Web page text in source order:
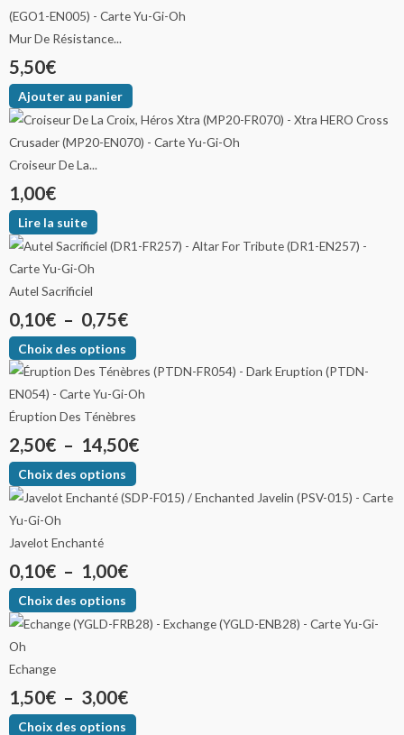
Mur De Résistance...
5,50€
Ajouter au panier
Croiseur De La...
1,00€
Lire la suite
Autel Sacrificiel
0,10€ – 0,75€
Choix des options
Éruption Des Ténèbres
2,50€ – 14,50€
Choix des options
Javelot Enchanté
0,10€ – 1,00€
Choix des options
Echange
1,50€ – 3,00€
Choix des options